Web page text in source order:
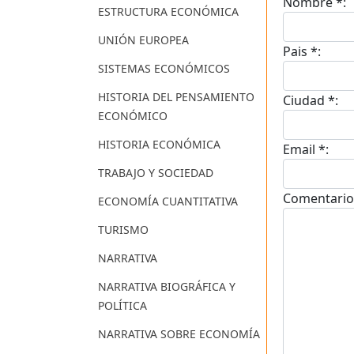
ESTRUCTURA ECONÓMICA
UNIÓN EUROPEA
SISTEMAS ECONÓMICOS
HISTORIA DEL PENSAMIENTO
ECONÓMICO
HISTORIA ECONÓMICA
TRABAJO Y SOCIEDAD
ECONOMÍA CUANTITATIVA
TURISMO
NARRATIVA
NARRATIVA BIOGRÁFICA Y
POLÍTICA
NARRATIVA SOBRE ECONOMÍA
Pais *:
Ciudad *:
Email *: